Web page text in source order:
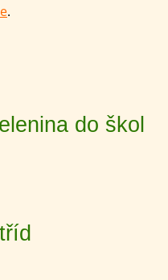
.
do škol